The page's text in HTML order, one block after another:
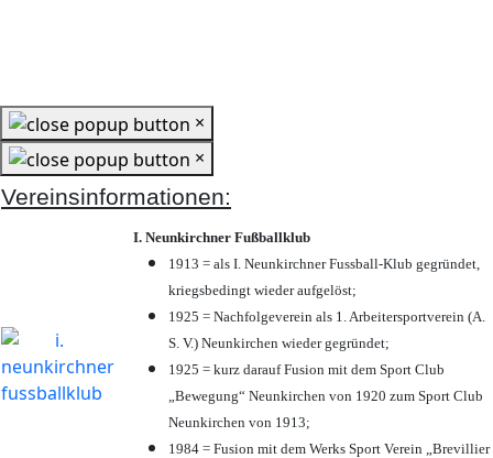
×
×
Vereinsinformationen:
I. Neunkirchner Fußballklub
1913 = als I. Neunkirchner Fussball-Klub gegründet,
kriegsbedingt wieder aufgelöst;
1925 = Nachfolgeverein als 1. Arbeitersportverein (A.
S. V.) Neunkirchen wieder gegründet;
1925 = kurz darauf Fusion mit dem Sport Club
„Bewegung“ Neunkirchen von 1920 zum Sport Club
Neunkirchen von 1913;
1984 = Fusion mit dem Werks Sport Verein „Brevillier